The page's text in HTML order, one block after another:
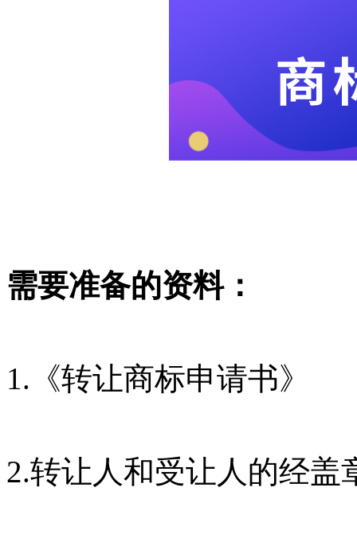
需要准备的资料：
1.《转让商标申请书》
2.转让人和受让人的经